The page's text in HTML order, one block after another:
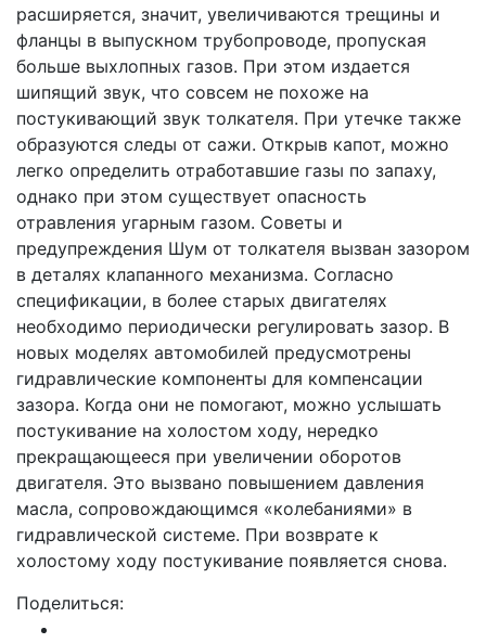
расширяется, значит, увеличиваются трещины и
фланцы в выпускном трубопроводе, пропуская
больше выхлопных газов. При этом издается
шипящий звук, что совсем не похоже на
постукивающий звук толкателя. При утечке также
образуются следы от сажи. Открыв капот, можно
легко определить отработавшие газы по запаху,
однако при этом существует опасность
отравления угарным газом. Советы и
предупреждения Шум от толкателя вызван зазором
в деталях клапанного механизма. Согласно
спецификации, в более старых двигателях
необходимо периодически регулировать зазор. В
новых моделях автомобилей предусмотрены
гидравлические компоненты для компенсации
зазора. Когда они не помогают, можно услышать
постукивание на холостом ходу, нередко
прекращающееся при увеличении оборотов
двигателя. Это вызвано повышением давления
масла, сопровождающимся «колебаниями» в
гидравлической системе. При возврате к
холостому ходу постукивание появляется снова.
Поделиться: